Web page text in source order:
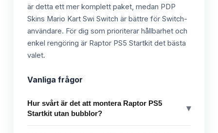
är detta ett mer komplett paket, medan PDP
Skins Mario Kart Swi Switch är bättre för Switch-
användare. För dig som prioriterar hållbarhet och
enkel rengöring är Raptor PS5 Startkit det bästa
valet.
Vanliga frågor
Hur svårt är det att montera Raptor PS5
Startkit utan bubblor?
▾